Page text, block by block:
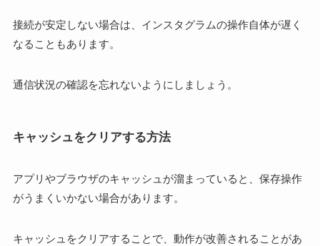
接続が安定しない場合は、インスタグラムの操作自体が遅く
なることもあります。
通信状況の確認を忘れないようにしましょう。
キャッシュをクリアする方法
アプリやブラウザのキャッシュが溜まっていると、保存操作
がうまくいかない場合があります。
キャッシュをクリアすることで、動作が改善されることがあ